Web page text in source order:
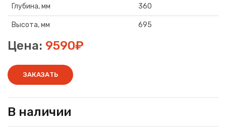
Глубина, мм 360
Высота, мм 695
Цена: 9590₽
ЗАКАЗАТЬ
В наличии